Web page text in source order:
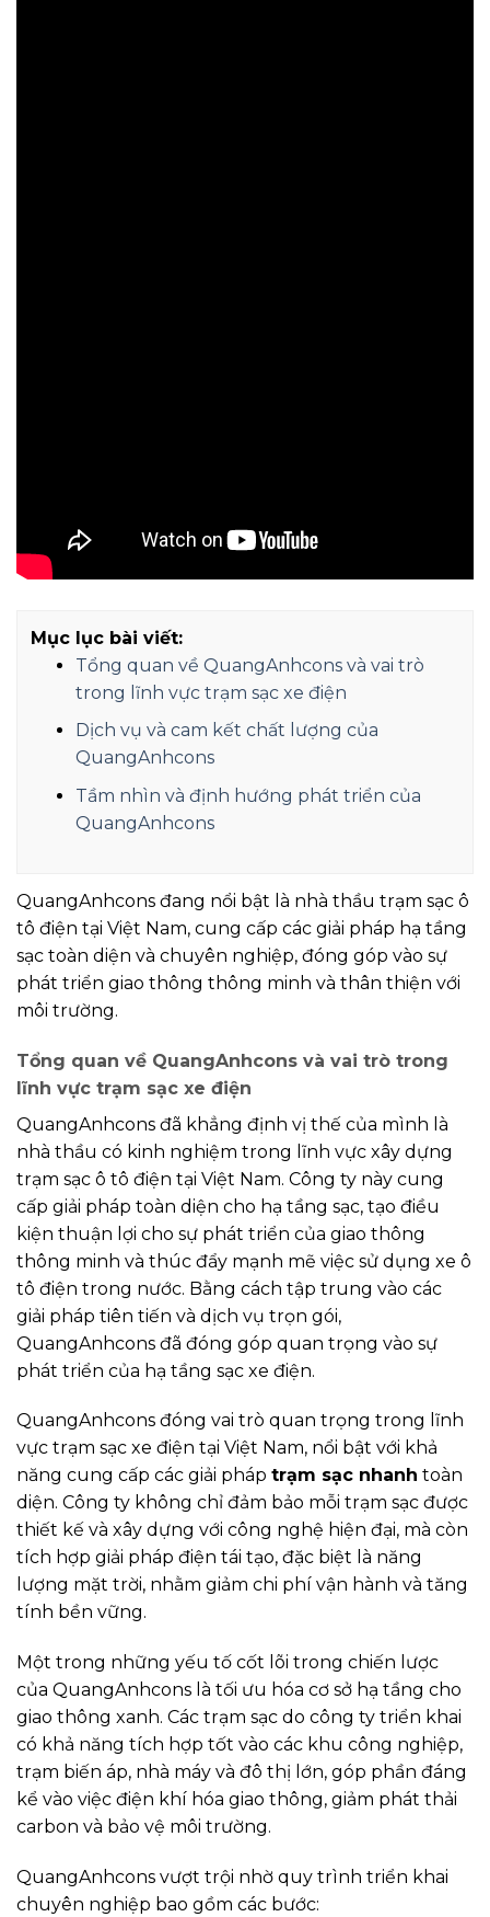
Mục lục bài viết:
Tổng quan về QuangAnhcons và vai trò
trong lĩnh vực trạm sạc xe điện
Dịch vụ và cam kết chất lượng của
QuangAnhcons
Tầm nhìn và định hướng phát triển của
QuangAnhcons
QuangAnhcons đang nổi bật là nhà thầu trạm sạc ô
tô điện tại Việt Nam, cung cấp các giải pháp hạ tầng
sạc toàn diện và chuyên nghiệp, đóng góp vào sự
phát triển giao thông thông minh và thân thiện với
môi trường.
Tổng quan về QuangAnhcons và vai trò trong
lĩnh vực trạm sạc xe điện
QuangAnhcons đã khẳng định vị thế của mình là
nhà thầu có kinh nghiệm trong lĩnh vực xây dựng
trạm sạc ô tô điện tại Việt Nam. Công ty này cung
cấp giải pháp toàn diện cho hạ tầng sạc, tạo điều
kiện thuận lợi cho sự phát triển của giao thông
thông minh và thúc đẩy mạnh mẽ việc sử dụng xe ô
tô điện trong nước. Bằng cách tập trung vào các
giải pháp tiên tiến và dịch vụ trọn gói,
QuangAnhcons đã đóng góp quan trọng vào sự
phát triển của hạ tầng sạc xe điện.
QuangAnhcons đóng vai trò quan trọng trong lĩnh
vực trạm sạc xe điện tại Việt Nam, nổi bật với khả
năng cung cấp các giải pháp trạm sạc nhanh toàn
diện. Công ty không chỉ đảm bảo mỗi trạm sạc được
thiết kế và xây dựng với công nghệ hiện đại, mà còn
tích hợp giải pháp điện tái tạo, đặc biệt là năng
lượng mặt trời, nhằm giảm chi phí vận hành và tăng
tính bền vững.
Một trong những yếu tố cốt lõi trong chiến lược
của QuangAnhcons là tối ưu hóa cơ sở hạ tầng cho
giao thông xanh. Các trạm sạc do công ty triển khai
có khả năng tích hợp tốt vào các khu công nghiệp,
trạm biến áp, nhà máy và đô thị lớn, góp phần đáng
kể vào việc điện khí hóa giao thông, giảm phát thải
carbon và bảo vệ môi trường.
QuangAnhcons vượt trội nhờ quy trình triển khai
chuyên nghiệp bao gồm các bước: